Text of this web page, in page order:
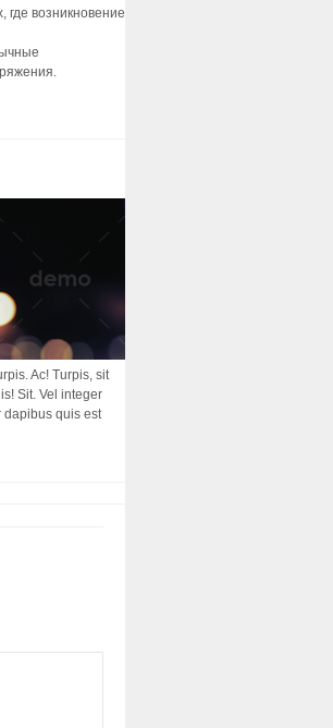
возникновение
Ac! Turpis, sit
Sit. Vel integer
dapibus quis est